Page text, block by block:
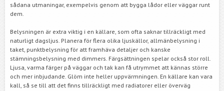
sådana utmaningar, exempelvis genom att bygga lådor eller väggar runt
dem.
Belysningen är extra viktig i en källare, som ofta saknar tillräckligt med
naturligt dagsljus. Planera för flera olika ljuskällor, allmänbelysning i
taket, punktbelysning för att framhäva detaljer och kanske
stämningsbelysning med dimmers. Färgsättningen spelar också stor roll.
Ljusa, varma färger på väggar och tak kan få utrymmet att kännas större
och mer inbjudande. Glöm inte heller uppvärmningen. En källare kan vara
kall, så se till att det finns tillräckligt med radiatorer eller överväg